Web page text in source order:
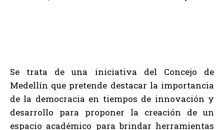
Se trata de una iniciativa del Concejo de
Medellín que pretende destacar la importancia
de la democracia en tiempos de innovación y
desarrollo para proponer la creación de un
espacio académico para brindar herramientas